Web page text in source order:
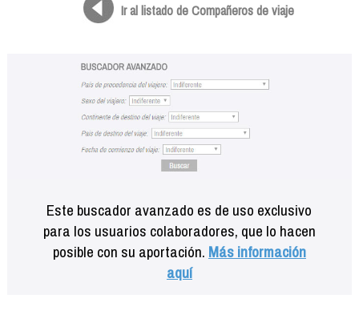
Ir al listado de Compañeros de viaje
Este buscador avanzado es de uso exclusivo
para los usuarios colaboradores, que lo hacen
posible con su aportación. Más información
aquí